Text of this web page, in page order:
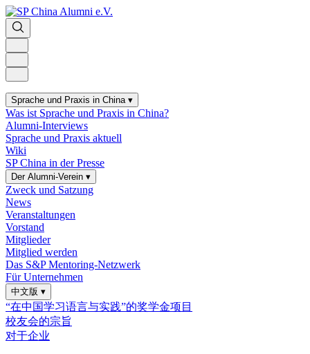
Sprache und Praxis in China ▾
Was ist Sprache und Praxis in China?
Alumni-Interviews
Sprache und Praxis aktuell
Wiki
SP China in der Presse
Der Alumni-Verein ▾
Zweck und Satzung
News
Veranstaltungen
Vorstand
Mitglieder
Mitglied werden
Das S&P Mentoring-Netzwerk
Für Unternehmen
中文版 ▾
“在中国学习语言与实践”的奖学金项目
校友会的宗旨
对于企业